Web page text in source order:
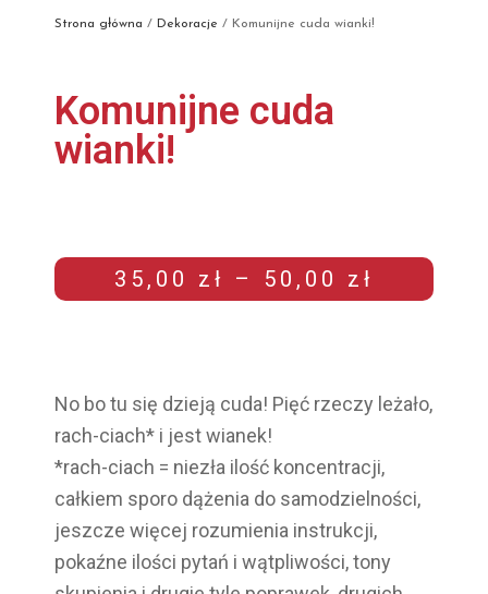
Strona główna / Dekoracje / Komunijne cuda wianki!
Komunijne cuda
wianki!
35,00 zł – 50,00 zł
No bo tu się dzieją cuda! Pięć rzeczy leżało,
rach-ciach* i jest wianek!
*rach-ciach = niezła ilość koncentracji,
całkiem sporo dążenia do samodzielności,
jeszcze więcej rozumienia instrukcji,
pokaźne ilości pytań i wątpliwości, tony